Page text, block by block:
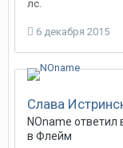
лс.
6 декабря 2015
Слава
NOname ответил
в Флейм